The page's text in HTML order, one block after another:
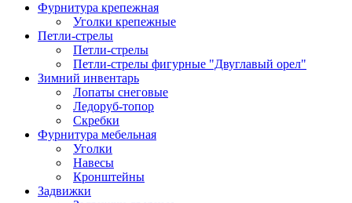
Фурнитура крепежная
Уголки крепежные
Петли-стрелы
Петли-стрелы
Петли-стрелы фигурные "Двуглавый орел"
Зимний инвентарь
Лопаты снеговые
Ледоруб-топор
Скребки
Фурнитура мебельная
Уголки
Навесы
Кронштейны
Задвижки